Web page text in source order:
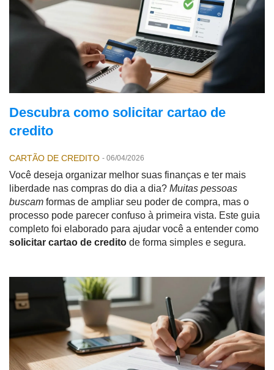
Descubra como solicitar cartao de
credito
CARTÃO DE CREDITO - 06/04/2026
Você deseja organizar melhor suas finanças e ter mais
liberdade nas compras do dia a dia? Muitas pessoas
buscam formas de ampliar seu poder de compra, mas o
processo pode parecer confuso à primeira vista. Este guia
completo foi elaborado para ajudar você a entender como
solicitar cartao de credito de forma simples e segura.